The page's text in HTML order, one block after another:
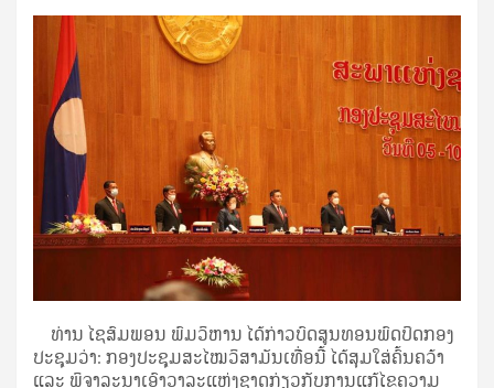
ທ່ານ ໄຊສົມພອນ ພົມວິຫານ ໄດ້ກ່າວບົດສູນທອນພົດປິດກອງ
ປະຊຸມວ່າ: ກອງປະຊຸມສະໄໝວິສາມັນເທື່ອນີ້ ໄດ້ສຸມໃສ່ຄົ້ນຄວ້າ
ແລະ ພິຈາລະນາເອົາວາລະແຫ່ງຊາດກ່ຽວກັບການແກ້ໄຂຄວາມ